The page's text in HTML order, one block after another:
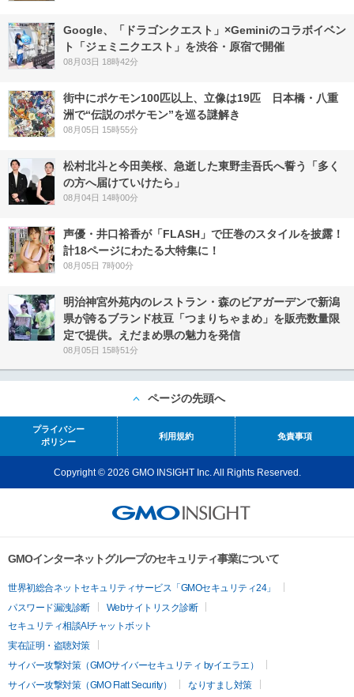
Google、「ドラゴンクエスト」×Geminiのコラボイベン
ト「ジェミニクエスト」を渋谷・原宿で開催
08月03日 18時42分
街中にポケモン100匹以上、立像は19匹 日本橋・八重
洲で“伝説のポケモン”を巡る謎解き
08月05日 15時55分
松村北斗と今田美桜、急逝した東野圭吾氏へ誓う「多く
の方へ届けていけたら」
08月04日 14時00分
声優・井口裕香が「FLASH」で圧巻のスタイルを披露！
計18ページにわたる大特集に！
08月05日 7時00分
明治神宮外苑内のレストラン・森のビアガーデンで新潟
県が誇るブランド枝豆「つまりちゃまめ」を販売数量限
定で提供。えだまめ県の魅力を発信
08月05日 15時51分
ページの先頭へ
プライバシー
ポリシー
利用規約 免責事項
Copyright © 2026 GMO INSIGHT Inc. All Rights Reserved.
GMOインターネットグループのセキュリティ事業について
世界初総合ネットセキュリティサービス「GMOセキュリティ24」
パスワード漏洩診断
Webサイトリスク診断
セキュリティ相談AIチャットボット
実在証明・盗聴対策
サイバー攻撃対策（GMOサイバーセキュリティ byイエラエ）
サイバー攻撃対策（GMO Flatt Security）
なりすまし対策